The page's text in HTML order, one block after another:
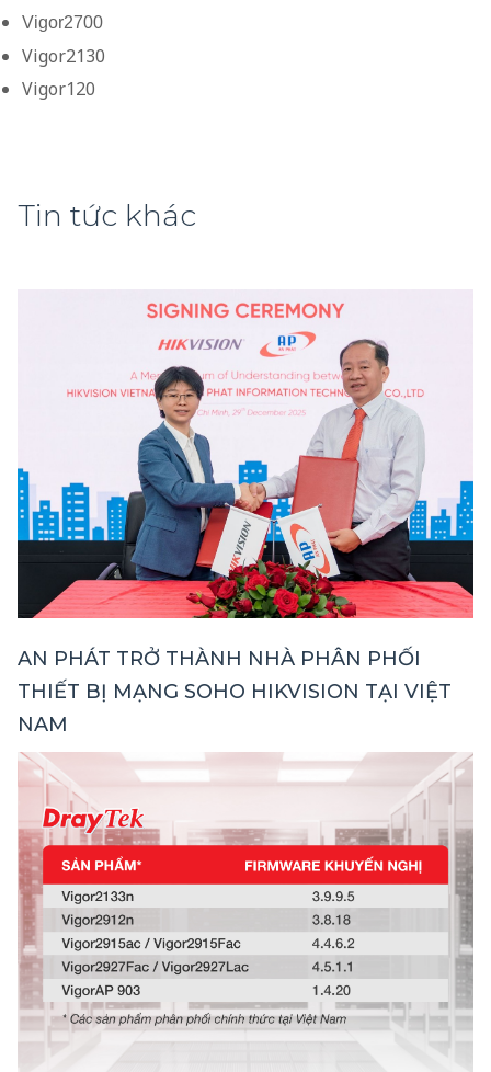
Vigor2700
Vigor2130
Vigor120
Tin tức khác
AN PHÁT TRỞ THÀNH NHÀ PHÂN PHỐI
THIẾT BỊ MẠNG SOHO HIKVISION TẠI VIỆT
NAM